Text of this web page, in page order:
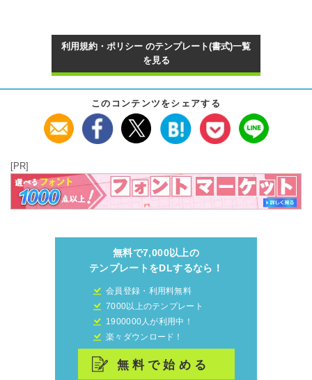
利用規約・ポリシー のテンプレート(書式)一覧
を見る
このコンテンツをシェアする
[PR]
無料で7,000以上の
テンプレートをDLするなら！
会員登録・利用料無料
7000以上のテンプレート
1900000人が利用中！
楽々ダウンロード！
無料で始める